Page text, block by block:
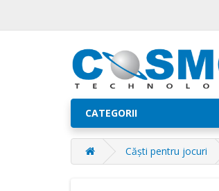
CATEGORII
Căști pentru jocuri